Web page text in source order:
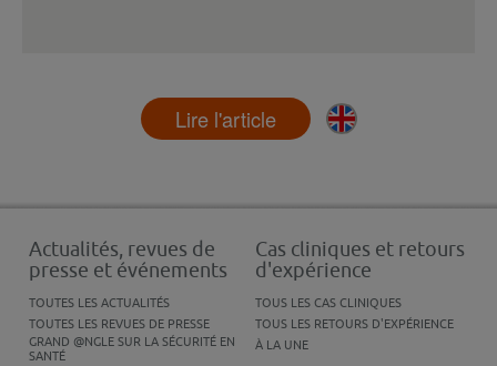
Lire l'article
Actualités, revues de
presse et événements
TOUTES LES ACTUALITÉS
TOUTES LES REVUES DE PRESSE
GRAND @NGLE SUR LA SÉCURITÉ EN
SANTÉ
Cas cliniques et retours
d'expérience
TOUS LES CAS CLINIQUES
TOUS LES RETOURS D'EXPÉRIENCE
À LA UNE